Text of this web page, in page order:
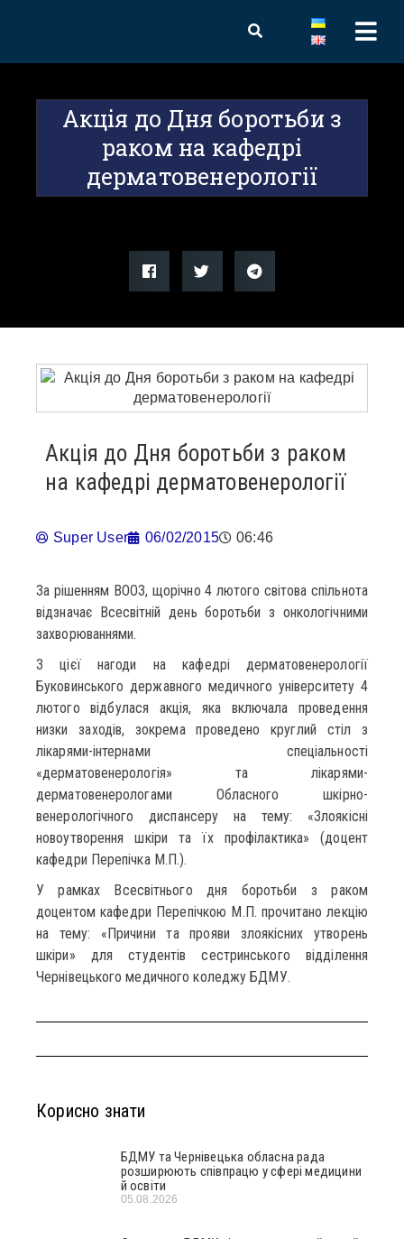
Акція до Дня боротьби з
раком на кафедрі
дерматовенерології
Акція до Дня боротьби з раком
на кафедрі дерматовенерології
Super User 06/02/2015 06:46
За рішенням ВООЗ, щорічно 4 лютого світова спільнота
відзначає Всесвітній день боротьби з онкологічними
захворюваннями.
З цієї нагоди на кафедрі дерматовенерології
Буковинського державного медичного університету 4
лютого відбулася акція, яка включала проведення
низки заходів, зокрема проведено круглий стіл з
лікарями-інтернами спеціальності
«дерматовенерологія» та лікарями-
дерматовенерологами Обласного шкірно-
венерологічного диспансеру на тему: «Злоякісні
новоутворення шкіри та їх профілактика» (доцент
кафедри Перепічка М.П.).
У рамках Всесвітнього дня боротьби з раком
доцентом кафедри Перепічкою М.П. прочитано лекцію
на тему: «Причини та прояви злоякісних утворень
шкіри» для студентів сестринського відділення
Чернівецького медичного коледжу БДМУ.
Корисно знати
БДМУ та Чернівецька обласна рада
розширюють співпрацю у сфері медицини
й освіти
05.08.2026